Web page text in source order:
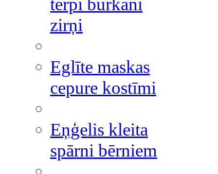
tērpi burkāni
zirņi
Eglīte maskas
cepure kostīmi
Eņģelis kleita
spārni bērniem